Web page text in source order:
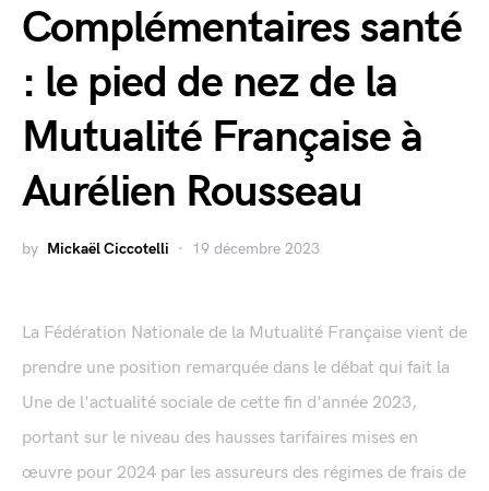
Complémentaires santé
: le pied de nez de la
Mutualité Française à
Aurélien Rousseau
by Mickaël Ciccotelli 19 décembre 2023
La Fédération Nationale de la Mutualité Française vient de
prendre une position remarquée dans le débat qui fait la
Une de l'actualité sociale de cette fin d'année 2023,
portant sur le niveau des hausses tarifaires mises en
œuvre pour 2024 par les assureurs des régimes de frais de